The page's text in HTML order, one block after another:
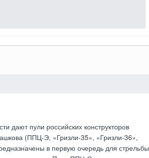
дают пули российских конструкторов
(ППЦ-Э, «Гризли-35», «Гризли-36»,
в первую очередь для стрельбы